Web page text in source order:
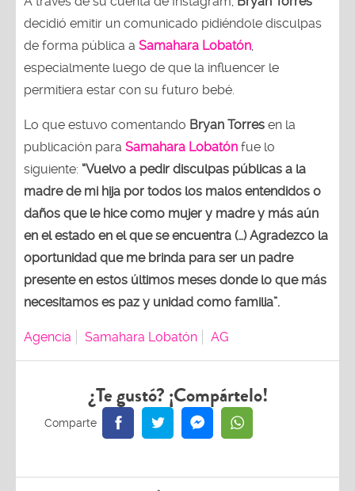
decidió emitir un comunicado pidiéndole disculpas
de forma pública a Samahara Lobatón
especialmente luego de que la influencer le
permitiera estar con su futuro bebé.
Lo que estuvo comentando Bryan Torres en la
publicación para Samahara Lobatón fue lo
siguiente: “Vuelvo a pedir disculpas públicas a la
madre de mi hija por todos los malos entendidos o
daños que le hice como mujer y madre y más aún
en el estado en el que se encuentra (…) Agradezco la
oportunidad que me brinda para ser un padre
presente en estos últimos meses donde lo que más
necesitamos es paz y unidad como familia”.
Agencia Samahara Lobatón AG
¿Te gustó? ¡Compártelo!